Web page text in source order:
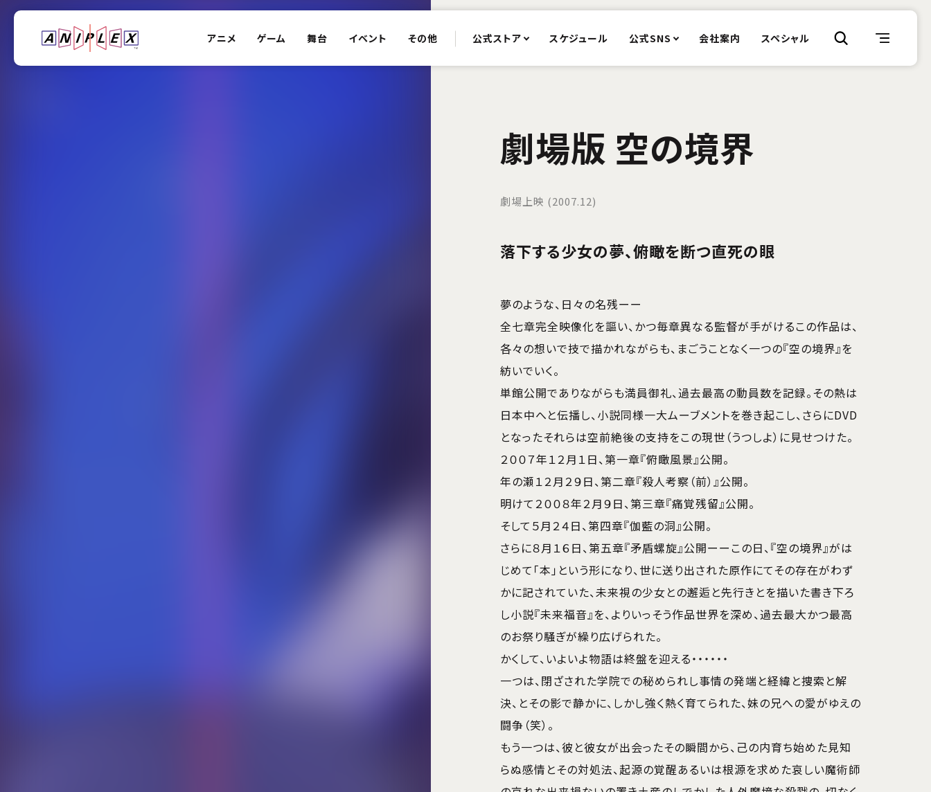
アニメ ゲーム 舞台 イベント その他 公式ストア スケジュール 公式SNS 会社案内 スペシャル
劇場版 空の境界
劇場上映 (2007.12)
落下する少女の夢、俯瞰を断つ直死の眼
夢のような、日々の名残ーー
全七章完全映像化を謳い、かつ毎章異なる監督が手がけるこの作品は、
各々の想いで技で描かれながらも、まごうことなく一つの『空の境界』を
紡いでいく。
単館公開でありながらも満員御礼、過去最高の動員数を記録。その熱は
日本中へと伝播し、小説同様一大ムーブメントを巻き起こし、さらにDVD
となったそれらは空前絶後の支持をこの現世（うつしよ）に見せつけた。
２００７年１２月１日、第一章『俯瞰風景』公開。
年の瀬１２月２９日、第二章『殺人考察（前）』公開。
明けて２００８年２月９日、第三章『痛覚残留』公開。
そして５月２４日、第四章『伽藍の洞』公開。
さらに８月１６日、第五章『矛盾螺旋』公開ーーこの日、『空の境界』がは
じめて「本」という形になり、世に送り出された原作にてその存在がわず
かに記されていた、未来視の少女との邂逅と先行きとを描いた書き下ろ
し小説『未来福音』を、よりいっそう作品世界を深め、過去最大かつ最高
のお祭り騒ぎが繰り広げられた。
かくして、いよいよ物語は終盤を迎える・・・・・・
一つは、閉ざされた学院での秘められし事情の発端と経緯と捜索と解
決、とその影で静かに、しかし強く熱く育てられた、妹の兄への愛がゆえの
闘争（笑）。
もう一つは、彼と彼女が出会ったその瞬間から、己の内育ち始めた見知
らぬ感情とその対処法、起源の覚醒あるいは根源を求めた哀しい魔術師